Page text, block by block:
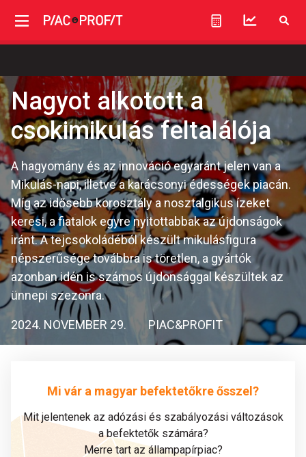
Nagyot alkotott a
csokimikulás feltalálója
A hagyomány és az innováció egyaránt jelen van a
Mikulás-napi, illetve a karácsonyi édességek piacán.
Míg az idősebb korosztály a nosztalgikus ízeket
keresi, a fiatalok egyre nyitottabbak az újdonságok
iránt. A tejcsokoládéból készült mikulásfigura
népszerűsége továbbra is töretlen, a gyártók
azonban idén is számos újdonsággal készültek az
ünnepi szezonra.
2024. NOVEMBER 29. PIAC&PROFIT
Mi vár a magyar befektetőkre ősszel?
Mit jelentenek az adózási és szabályozási változások
a befektetők számára?
Merre tart az állampapírpiac?